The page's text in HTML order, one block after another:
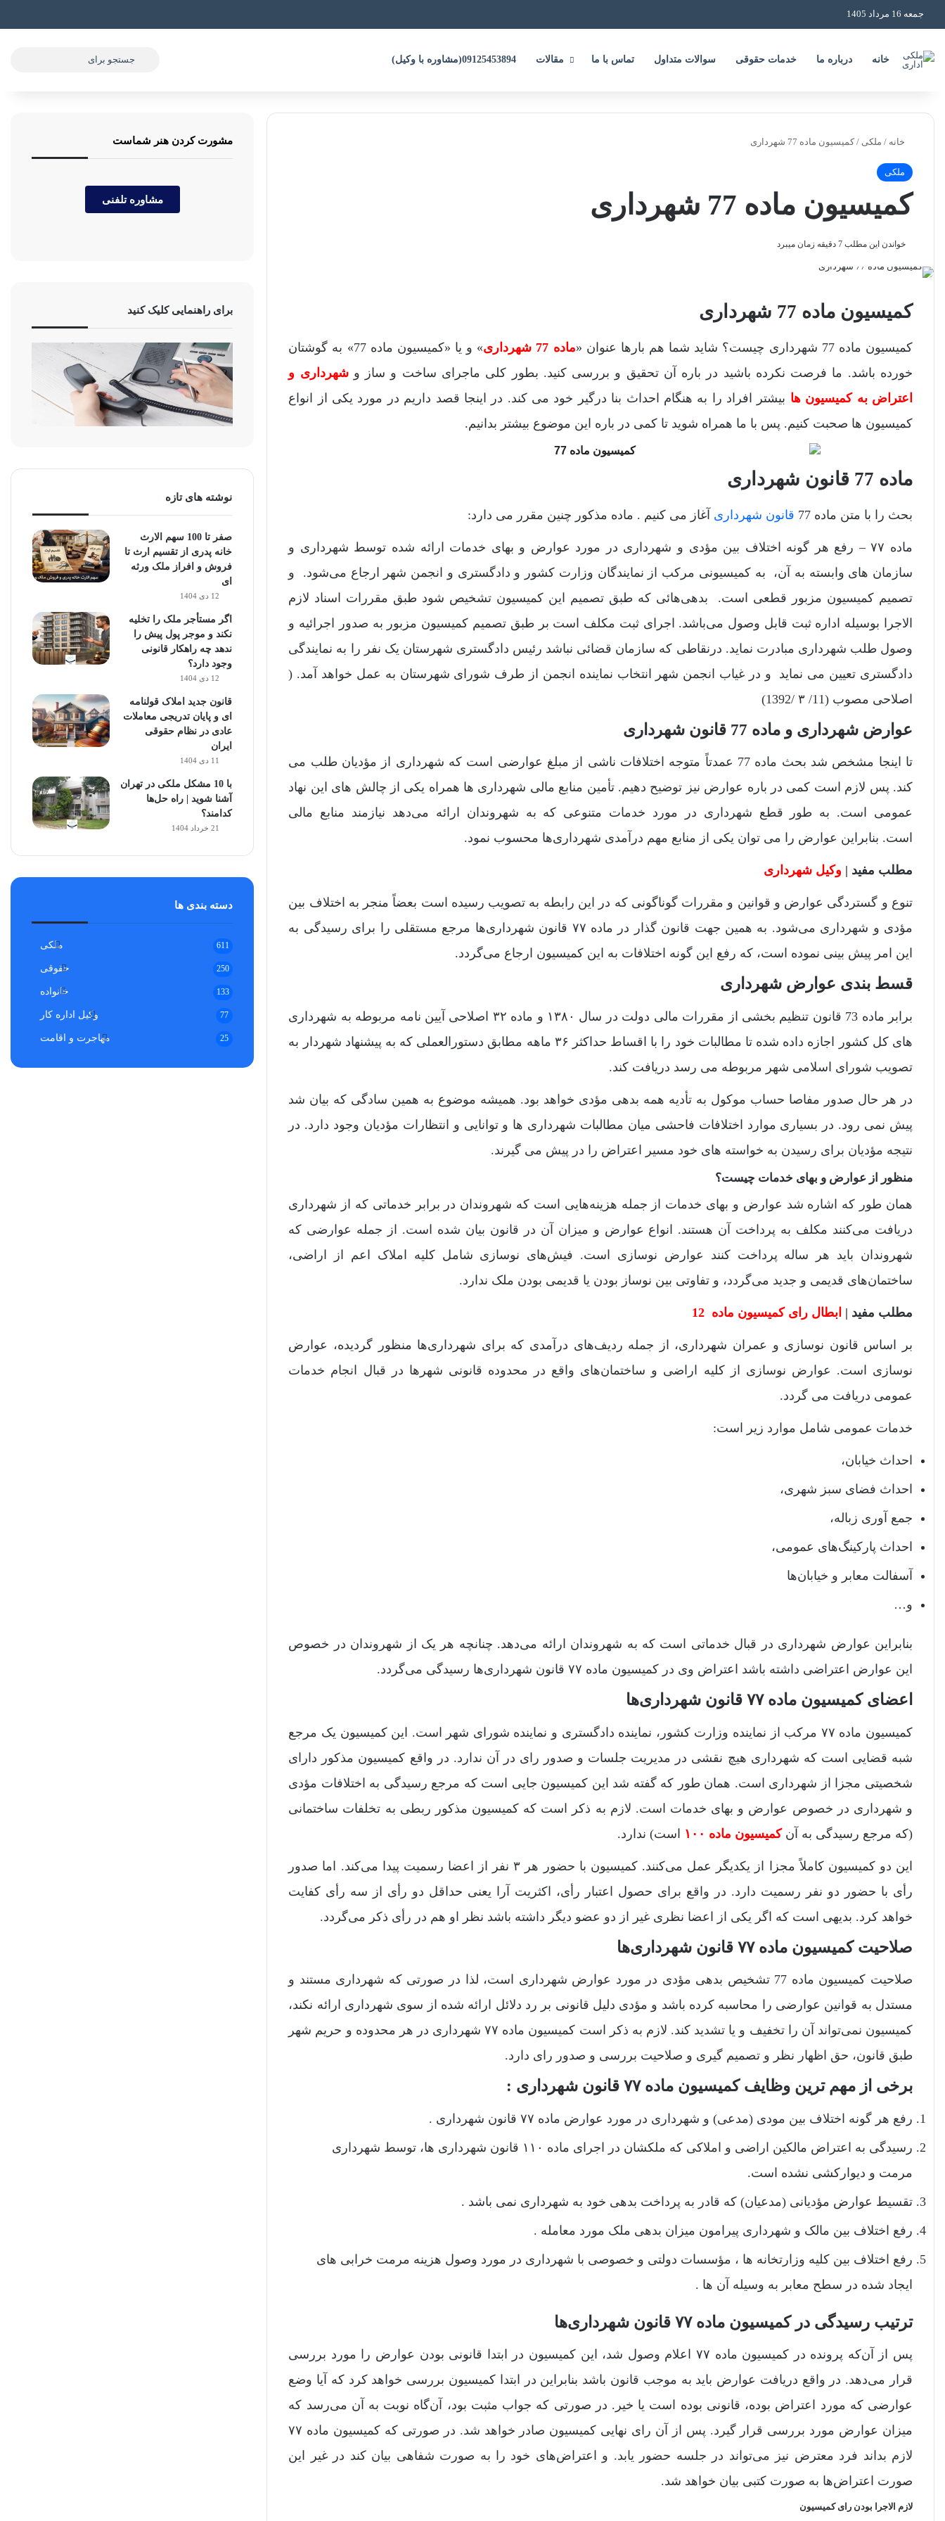
جمعه 16 مرداد 1405
خانه درباره ما خدمات حقوقی سوالات متداول تماس با ما مقالات 09125453894(مشاوره با وکیل)
خانه / ملکی / کمیسیون ماده 77 شهرداری
ملکی
کمیسیون ماده 77 شهرداری
خواندن این مطلب 7 دقیقه زمان میبرد
کمیسیون ماده 77 شهرداری
کمیسیون ماده 77 شهرداری چیست؟ شاید شما هم بارها عنوان « ماده 77 شهرداری
» و یا «کمیسیون ماده 77» به گوشتان
خورده باشد. ما فرصت نکرده باشید در باره آن تحقیق و بررسی کنید. بطور کلی ماجرای ساخت و ساز وشهرداری و
اعتراض به کمیسیون ها بیشتر افراد را به هنگام احداث بنا درگیر خود می کند. در اینجا قصد داریم در مورد یکی از انواع
کمیسیون ها صحبت کنیم. پس با ما همراه شوید تا کمی در باره این موضوع بیشتر بدانیم.
ماده 77 قانون شهرداری
بحث را با متن ماده 77 قانون شهرداری آغاز می کنیم . ماده مذکور چنین مقرر می دارد:
ماده ۷۷ – رفع هر گونه اختلاف بین مؤدی و شهرداری در مورد عوارض و بهای خدمات ارائه شده توسط شهرداری و
سازمان های وابسته به آن، به کمیسیونی مرکب از نمایندگان وزارت کشور و دادگستری و انجمن شهر ‌ارجاع می‌شود. و
تصمیم کمیسیون مزبور قطعی است. بدهی‌هائی که طبق تصمیم این کمیسیون تشخیص شود طبق مقررات اسناد لازم
‌الاجرا بوسیله ‌اداره ثبت قابل وصول می‌باشد. اجرای ثبت مکلف است بر طبق تصمیم کمیسیون مزبور به صدور اجرائیه و
وصول طلب شهرداری مبادرت نماید. در‌نقاطی که سازمان قضائی نباشد رئیس دادگستری شهرستان یک نفر را به نمایندگی
دادگستری تعیین می نماید و در غیاب انجمن شهر انتخاب نماینده ‌انجمن از طرف شورای شهرستان به عمل خواهد آمد. (
اصلاحی مصوب (11/ ۳ /1392)
عوارض شهرداری و ماده 77 قانون شهرداری
تا اینجا مشخص شد بحث ماده 77 عمدتاً متوجه اختلافات ناشی از مبلغ عوارضی است که شهرداری از مؤدیان طلب می
کند. پس لازم است کمی در باره عوارض نیز توضیح دهیم. تأمین منابع مالی شهرداری ها همراه یکی از چالش های این نهاد
عمومی است. به طور قطع شهرداری در مورد خدمات متنوعی که به شهروندان ارائه می‌دهد نیازمند منابع مالی
است. بنابراین عوارض را می توان یکی از منابع مهم درآمدی شهرداری‌ها محسوب نمود.
مطلب مفید | وکیل شهرداری
تنوع و گستردگی عوارض و قوانین و مقررات گوناگونی که در این رابطه به تصویب رسیده است بعضاً منجر به اختلاف بین
مؤدی و شهرداری می‌شود. به همین جهت قانون گذار در ماده ۷۷ قانون شهرداری‌ها مرجع مستقلی را برای رسیدگی به
این امر پیش بینی نموده است، که رفع این گونه اختلافات به این کمیسیون ارجاع می‌گردد.
قسط بندی عوارض شهرداری
برابر ماده 73 قانون تنظیم بخشی از مقررات مالی دولت در سال ۱۳۸۰ و ماده ۳۲ اصلاحی آیین نامه مربوطه به شهرداری
های کل کشور اجازه داده شده تا مطالبات خود را با اقساط حداکثر ۳۶ ماهه مطابق دستورالعملی که به پیشنهاد شهردار به
تصویب شورای اسلامی شهر مربوطه می رسد دریافت کند.
در هر حال صدور مفاصا حساب موکول به تأدیه همه بدهی مؤدی خواهد بود. همیشه موضوع به همین سادگی که بیان شد
پیش نمی رود. در بسیاری موارد اختلافات فاحشی میان مطالبات شهرداری ها و توانایی و انتظارات مؤدیان وجود دارد. در
نتیجه مؤدیان برای رسیدن به خواسته های خود مسیر اعتراض را در پیش می گیرند.
منظور از عوارض و بهای خدمات چیست؟
همان طور که اشاره شد عوارض و بهای خدمات از جمله هزینه‌هایی است که شهروندان در برابر خدماتی که از شهرداری
دریافت می‌کنند مکلف به پرداخت آن هستند. انواع عوارض و میزان آن در قانون بیان شده است. از جمله عوارضی که
شهروندان باید هر ساله پرداخت کنند عوارض نوسازی است. فیش‌های نوسازی شامل کلیه املاک اعم از اراضی،
ساختمان‌های قدیمی و جدید می‌گردد، و تفاوتی بین نوساز بودن یا قدیمی بودن ملک ندارد.
مطلب مفید | ابطال رای کمیسیون ماده 12
بر اساس قانون نوسازی و عمران شهرداری، از جمله ردیف‌های درآمدی که برای شهرداری‌ها منظور گردیده، عوارض
نوسازی است. عوارض نوسازی از کلیه اراضی و ساختمان‌های واقع در محدوده قانونی شهر‌ها در قبال انجام خدمات
عمومی دریافت می گردد.
خدمات عمومی شامل موارد زیر است:
احداث خیابان،
احداث فضای سبز شهری،
جمع آوری زباله،
احداث پارکینگ‌های عمومی،
آسفالت معابر و خیابان‌ها
و…
بنابراین عوارض شهرداری در قبال خدماتی است که به شهروندان ارائه می‌دهد. چنانچه هر یک از شهروندان در خصوص
این عوارض اعتراضی داشته باشد اعتراض وی در کمیسیون ماده ۷۷ قانون شهرداری‌ها رسیدگی می‌گردد.
اعضای کمیسیون ماده ۷۷ قانون شهرداری‌ها
کمیسیون ماده ۷۷ مرکب از نماینده وزارت کشور، نماینده دادگستری و نماینده شورای شهر است. این کمیسیون یک مرجع
شبه قضایی است که شهرداری هیچ نقشی در مدیریت جلسات و صدور رای در آن ندارد. در واقع کمیسیون مذکور دارای
شخصیتی مجزا از شهرداری است. همان طور که گفته شد این کمیسیون جایی است که مرجع رسیدگی به اختلافات مؤدی
و شهرداری در خصوص عوارض و بهای خدمات است. لازم به ذکر است که کمیسیون مذکور ربطی به تخلفات ساختمانی
(که مرجع رسیدگی به آنکمیسیون ماده ۱۰۰ است) ندارد.
این دو کمیسیون کاملاً مجزا از یکدیگر عمل می‌کنند. کمیسیون با حضور هر ۳ نفر از اعضا رسمیت پیدا می‌کند. اما صدور
رأی با حضور دو نفر رسمیت دارد. در واقع برای حصول اعتبار رأی، اکثریت آرا یعنی حداقل دو رأی از سه رأی کفایت
خواهد کرد. بدیهی است که اگر یکی از اعضا نظری غیر از دو عضو دیگر داشته باشد نظر او هم در رأی ذکر می‌گردد.
صلاحیت کمیسیون ماده ۷۷ قانون شهرداری‌ها
صلاحیت کمیسیون ماده 77 تشخیص بدهی مؤدی در مورد عوارض شهرداری است، لذا در صورتی که شهرداری مستند و
مستدل به قوانین عوارضی را محاسبه کرده باشد و مؤدی دلیل قانونی بر رد دلائل ارائه شده از سوی شهرداری ارائه نکند،
کمیسیون نمی‌تواند آن را تخفیف و یا تشدید کند. لازم به ذکر است کمیسیون ماده ۷۷ شهرداری در هر محدوده و حریم شهر
طبق قانون، حق اظهار نظر و تصمیم گیری و صلاحیت بررسی و صدور رای دارد.
برخی از مهم ترین وظایف کمیسیون ماده ۷۷ قانون شهرداری :
رفع هر گونه اختلاف بین مودی (مدعی) و شهرداری در مورد عوارض ماده ۷۷ قانون شهرداری .
رسیدگی به اعتراض مالکین اراضی و املاکی که ملکشان در اجرای ماده ۱۱۰ قانون شهرداری ها، توسط شهرداری
مرمت و دیوارکشی نشده است.
تقسیط عوارض مؤدیانی (مدعیان) که قادر به پرداخت بدهی خود به شهرداری نمی باشد .
رفع اختلاف بین مالک و شهرداری پیرامون میزان بدهی ملک مورد معامله .
رفع اختلاف بین کلیه وزارتخانه ها ، مؤسسات دولتی و خصوصی با شهرداری در مورد وصول هزینه مرمت خرابی های
ایجاد شده در سطح معابر به وسیله آن ها .
ترتیب رسیدگی در کمیسیون ماده ۷۷ قانون شهرداری‌ها
پس از آن‌که پرونده در کمیسیون ماده ۷۷ اعلام وصول شد، این کمیسیون در ابتدا قانونی بودن عوارض را مورد بررسی
قرار می‌دهد. در واقع دریافت عوارض باید به موجب قانون باشد بنابراین در ابتدا کمیسیون بررسی خواهد کرد که آیا وضع
عوارضی که مورد اعتراض بوده، قانونی بوده است یا خیر. در صورتی که جواب مثبت بود، آن‌گاه نوبت به آن می‌رسد که
میزان عوارض مورد بررسی قرار گیرد. پس از آن رای نهایی کمیسیون صادر خواهد شد. در صورتی که کمیسیون ماده ۷۷
لازم بداند فرد معترض نیز می‌تواند در جلسه حضور یابد. و اعتراض‌های خود را به صورت شفاهی بیان کند در غیر این
صورت اعتراض‌ها به صورت کتبی بیان خواهد شد.
لازم الاجرا بودن رای کمیسیون
مشورت کردن هنر شماست
مشاوره تلفنی
برای راهنمایی کلیک کنید
نوشته های تازه
صفر تا 100 سهم الارث
خانه پدری از تقسیم ارث تا
فروش و افراز ملک ورثه
ای
12 دی 1404
اگر مستأجر ملک را تخلیه
نکند و موجر پول پیش را
ندهد چه راهکار قانونی
وجود دارد؟
12 دی 1404
قانون جدید املاک قولنامه
ای و پایان تدریجی معاملات
عادی در نظام حقوقی
ایران
11 دی 1404
با 10 مشکل ملکی در تهران
آشنا شوید | راه حل‌ها
کدامند؟
21 خرداد 1404
دسته بندی ها
ملکی 611
حقوقی 250
خانواده 133
وکیل اداره کار 77
مهاجرت و اقامت 25